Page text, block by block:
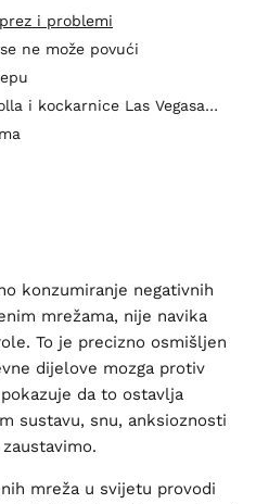
i problemi
ne može povući
Dizajnerica infinite scrolla i kockarnice Las Vegasa imaju istog šefa
konzumiranje negativnih
mrežama, nije navika
To je precizno osmišljen
dijelove mozga protiv
da to ostavlja
sustavu, snu, anksioznosti
mreža u svijetu provodi